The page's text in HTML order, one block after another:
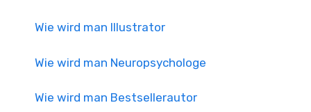
Wie wird man Illustrator
Wie wird man Neuropsychologe
Wie wird man Bestsellerautor